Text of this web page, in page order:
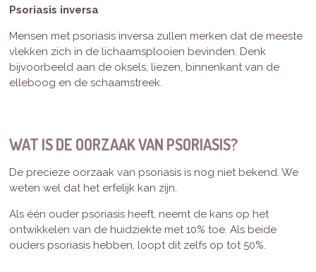
Psoriasis inversa
Mensen met psoriasis inversa zullen merken dat de meeste
vlekken zich in de lichaamsplooien bevinden. Denk
bijvoorbeeld aan de oksels, liezen, binnenkant van de
elleboog en de schaamstreek.
WAT IS DE OORZAAK VAN PSORIASIS?
De precieze oorzaak van psoriasis is nog niet bekend. We
weten wel dat het erfelijk kan zijn.
Als één ouder psoriasis heeft, neemt de kans op het
ontwikkelen van de huidziekte met 10% toe. Als beide
ouders psoriasis hebben, loopt dit zelfs op tot 50%.